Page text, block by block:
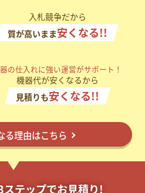
ー
施工会社様へ
ご検討中の方へ
入札競争だから
質が高いまま安くなる!!
の仕入れに強い運営がサポート！
機器代が安くなるから
見積りも安くなる!!
る理由はこちら
テップでお見積り!